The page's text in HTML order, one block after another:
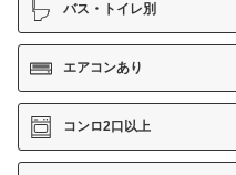
バス・トイレ別
エアコンあり
コンロ2口以上